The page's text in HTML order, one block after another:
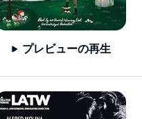
プレビューの再生